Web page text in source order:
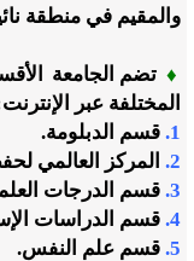
والمقيم في منطقة
♦ تضم الجامعة
المختلفة عبر
1. قسم الدبلومة.
2.
المركز العالمي
3. قسم الدرجات
4. قسم الدراسات
5. قسم علم النفس.